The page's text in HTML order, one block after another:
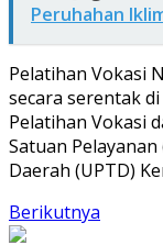
Peruhahan
Pelatihan Vokasi
secara serentak
Pelatihan Vokasi
Satuan
Daerah (UPTD)
Berikutnya